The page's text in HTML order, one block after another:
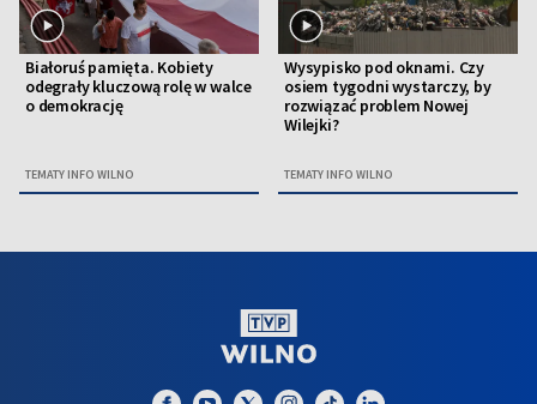
Białoruś pamięta. Kobiety
odegrały kluczową rolę w walce
o demokrację
TEMATY INFO WILNO
Wysypisko pod oknami. Czy
osiem tygodni wystarczy, by
rozwiązać problem Nowej
Wilejki?
TEMATY INFO WILNO